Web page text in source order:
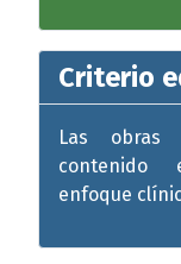
Criterio
Las obras
contenido
enfoque